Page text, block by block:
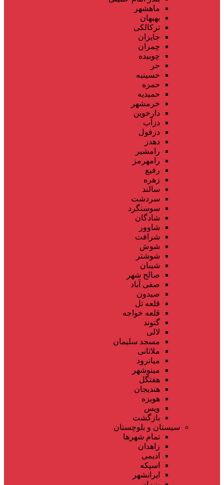
ماهشهر
بهبهان
ترکالکی
جایزان
چمران
چوبیده
حر
حسینیه
حمزه
حمیدیه
خرمشهر
دارخوین
دزآب
دزفول
دهدز
رامشیر
رامهرمز
رفیع
زهره
سالند
سردشت
سوسنگرد
شادگان
شاوور
شرافت
شوش
شوشتر
شیبان
صالح شهر
صفی آباد
صیدون
قلعه تل
قلعه خواجه
گتوند
لالی
مسجد سلیمان
ملاثانی
میانرود
مینوشهر
هفتگل
هندیجان
هویزه
ویس
بازگشت
سیستان و بلوچستان
تمام شهر‌ها
زاهدان
ادیمی
اسپکه
ایرانشهر